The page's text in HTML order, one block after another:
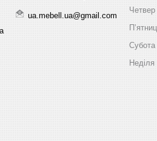
ua.mebell.ua@gmail.com
Четвер
Субота
Неділя